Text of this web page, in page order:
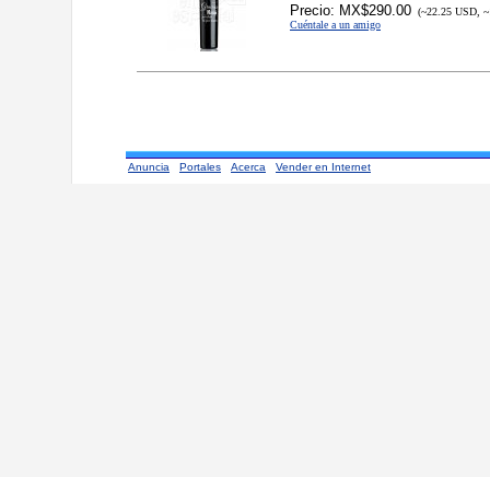
Precio: MX$290.00 (~22.25 USD,
Cuéntale a un amigo
Anuncia Portales Acerca Vender en Internet